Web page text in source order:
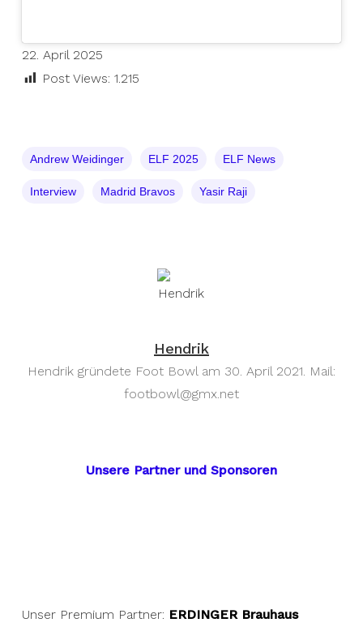
22. April 2025
Post Views: 1.215
Andrew Weidinger ELF 2025 ELF News
Interview Madrid Bravos Yasir Raji
Hendrik
Hendrik gründete Foot Bowl am 30. April 2021. Mail:
footbowl@gmx.net
Unsere Partner und Sponsoren
Unser Premium Partner: ERDINGER Brauhaus